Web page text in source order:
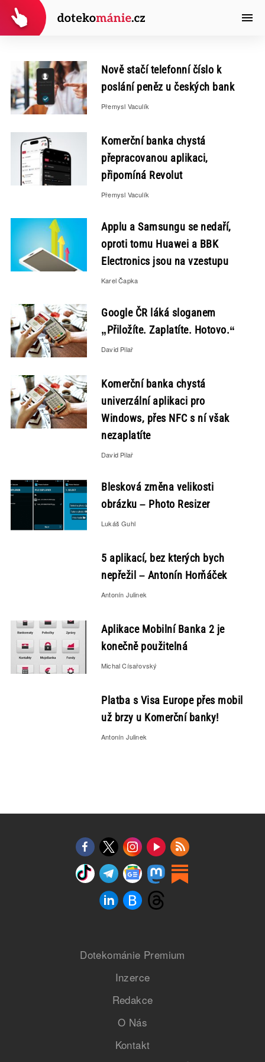
Nově stačí telefonní číslo k
poslání peněz u českých bank
Přemysl Vaculík
Komerční banka chystá
přepracovanou aplikaci,
připomíná Revolut
Přemysl Vaculík
Applu a Samsungu se nedaří,
oproti tomu Huawei a BBK
Electronics jsou na vzestupu
Karel Čapka
Google ČR láká sloganem
„Přiložíte. Zaplatíte. Hotovo.“
David Pilař
Komerční banka chystá
univerzální aplikaci pro
Windows, přes NFC s ní však
nezaplatíte
David Pilař
Blesková změna velikosti
obrázku – Photo Resizer
Lukáš Guhl
5 aplikací, bez kterých bych
nepřežil – Antonín Horňáček
Antonín Julinek
Aplikace Mobilní Banka 2 je
konečně použitelná
Michal Císařovský
Platba s Visa Europe přes mobil
už brzy u Komerční banky!
Antonín Julinek
Dotekománie Premium
Inzerce
Redakce
O Nás
Kontakt